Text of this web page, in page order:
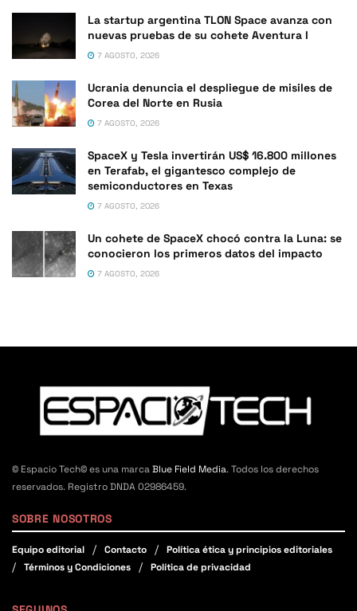
La startup argentina TLON Space avanza con
nuevas pruebas de su cohete Aventura I
7 AGOSTO, 2026
Ucrania denuncia el despliegue de misiles de
Corea del Norte en Rusia
7 AGOSTO, 2026
SpaceX y Tesla invertirán US$ 16.800 millones
en Terafab, el gigantesco complejo de
semiconductores en Texas
7 AGOSTO, 2026
Un cohete de SpaceX chocó contra la Luna: se
conocieron los primeros datos del impacto
7 AGOSTO, 2026
© Espacio Tech© es una marcaBlue Field Media. Todos los derechos
reservados. Registro DNDA 02986459.
SOBRE NOSOTROS
Equipo editorial Contacto
Política ética y principios editoriales
Términos y Condiciones
Política de privacidad